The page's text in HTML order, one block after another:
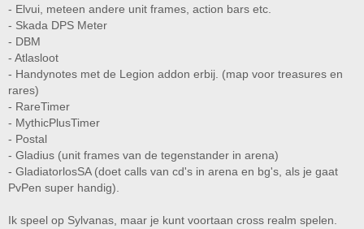
Als laatste, welke server zitten jullie? Misschien wel eens leuk om met
meerderen te dungeonen/raiden/pvp oid. Mijn characters zitten geloof ik
op Auchindoun oid. Speelde voornamelijk met een horde blood elf mage.
- Elvui, meteen andere unit frames, action bars etc.
- Skada DPS Meter
- DBM
- Atlasloot
- Handynotes met de Legion addon erbij. (map voor treasures en
rares)
- RareTimer
- MythicPlusTimer
- Postal
- Gladius (unit frames van de tegenstander in arena)
- GladiatorlosSA (doet calls van cd's in arena en bg's, als je gaat
PvPen super handig).
Ik speel op Sylvanas, maar je kunt voortaan cross realm spelen.